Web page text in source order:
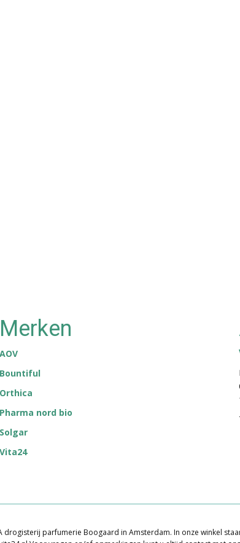
Merken
AOV
Bountiful
Orthica
Pharma nord bio
Solgar
Vita24
drogisterij parfumerie Boogaard in Amsterdam. In o​nze winkel